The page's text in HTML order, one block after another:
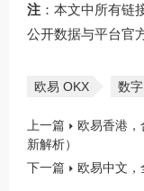
注 ：本文中所有链
公开数据与平台官
欧易 OKX 数
上一篇
欧易香港
新解析）
下一篇
欧易中文，